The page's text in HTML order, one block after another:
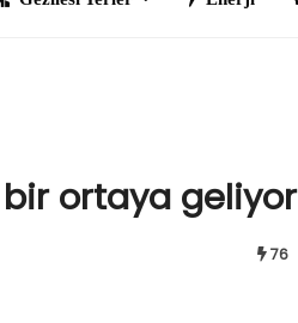
ortaya geliyor
76